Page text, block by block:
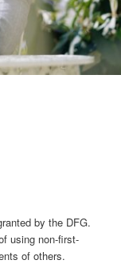
by the DFG.
using non-first-
of others.